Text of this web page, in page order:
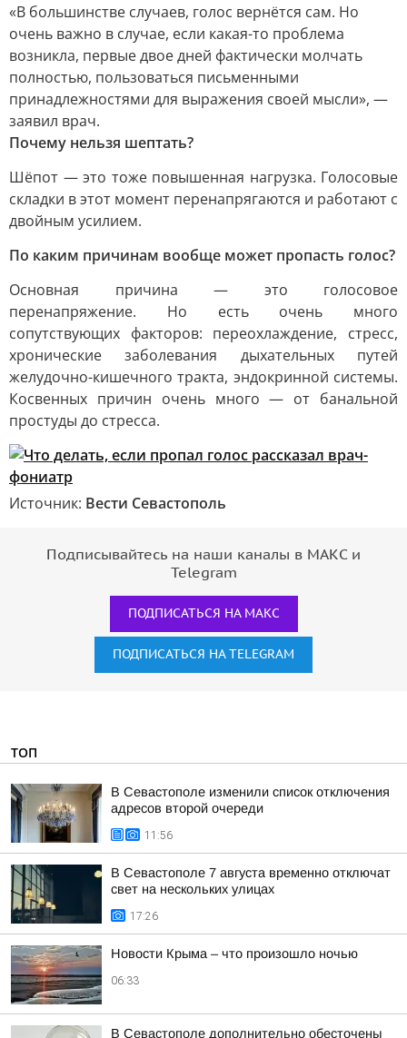
«В большинстве случаев, голос вернётся сам. Но
очень важно в случае, если какая-то проблема
возникла, первые двое дней фактически молчать
полностью, пользоваться письменными
принадлежностями для выражения своей мысли», —
заявил врач.
Почему нельзя шептать?
Шёпот — это тоже повышенная нагрузка. Голосовые
складки в этот момент перенапрягаются и работают с
двойным усилием.
По каким причинам вообще может пропасть голос?
Основная причина — это голосовое
перенапряжение. Но есть очень много
сопутствующих факторов: переохлаждение, стресс,
хронические заболевания дыхательных путей
желудочно-кишечного тракта, эндокринной системы.
Косвенных причин очень много — от банальной
простуды до стресса.
Источник: Вести Севастополь
Подписывайтесь на наши каналы в МАКС и
Telegram
ПОДПИСАТЬСЯ НА МАКС
ПОДПИСАТЬСЯ НА TELEGRAM
ТОП
В Севастополе изменили список отключения
адресов второй очереди
11:56
В Севастополе 7 августа временно отключат
свет на нескольких улицах
17:26
Новости Крыма – что произошло ночью
06:33
В Севастополе дополнительно обесточены